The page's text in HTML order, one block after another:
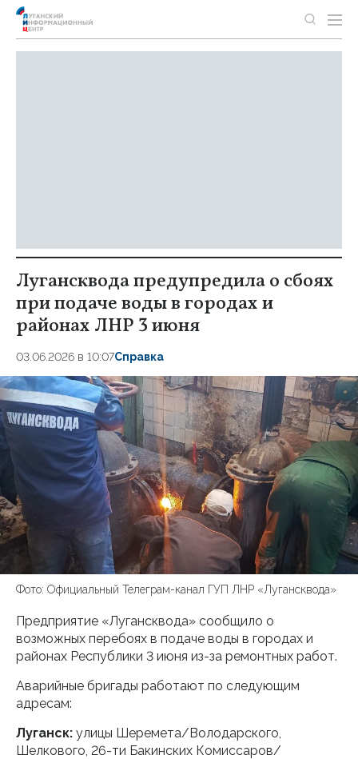
Лугансквода предупредила о сбоях
при подаче воды в городах и
районах ЛНР 3 июня
03.06.2026 в 10:07Справка
Фото: Официальный Телеграм-канал ГУП ЛНР «Лугансквода»
Предприятие «Лугансквода» сообщило о
возможных перебоях в подаче воды в городах и
районах Республики 3 июня из-за ремонтных работ.
Аварийные бригады работают по следующим
адресам:
Луганск: улицы Шеремета/Володарского,
Шелкового, 26-ти Бакинских Комиссаров/